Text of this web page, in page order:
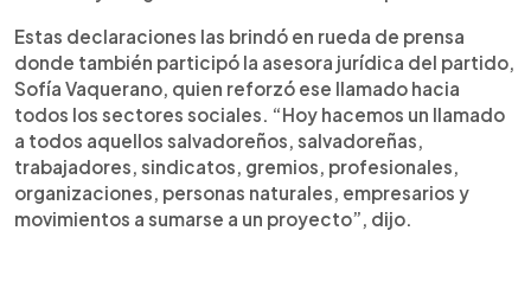
Estas declaraciones las brindó en rueda de prensa
donde también participó la asesora jurídica del partido,
Sofía Vaquerano, quien reforzó ese llamado hacia
todos los sectores sociales. “Hoy hacemos un llamado
a todos aquellos salvadoreños, salvadoreñas,
trabajadores, sindicatos, gremios, profesionales,
organizaciones, personas naturales, empresarios y
movimientos a sumarse a un proyecto”, dijo.